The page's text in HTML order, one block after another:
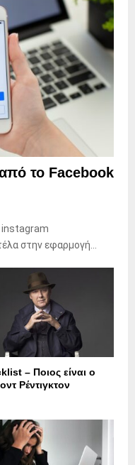
το Facebook
instagram
στην εφαρμογή...
– Ποιος είναι ο
Ρέντιγκτον